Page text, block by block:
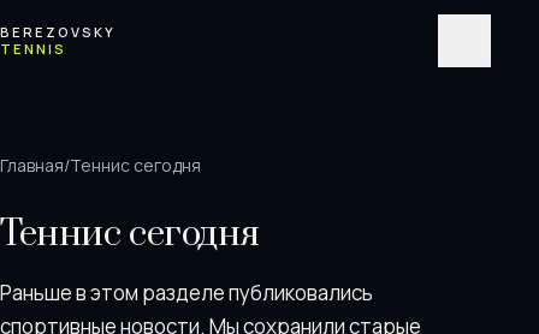
BEREZOVSKY
TENNIS
Главная/Теннис сегодня
Теннис сегодня
Раньше в этом разделе публиковались
спортивные новости. Мы сохранили старые